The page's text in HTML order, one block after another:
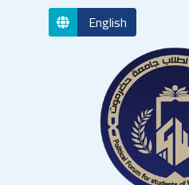
English